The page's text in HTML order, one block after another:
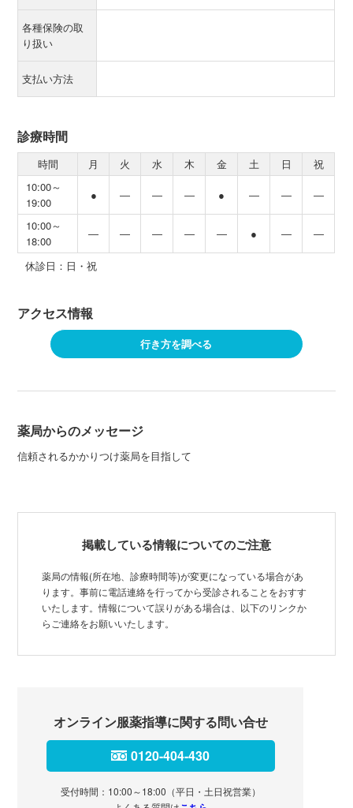
各種保険の取
り扱い
支払い方法
診療時間
時間 月 火 水 木 金 土 日
祝
10:00～
19:00
● ― ― ― ● ― ― ―
10:00～
18:00
― ― ― ― ― ● ― ―
休診日：日・祝
アクセス情報
行き方を調べる
薬局からのメッセージ
信頼されるかかりつけ薬局を目指して
掲載している情報についてのご注意
薬局の情報(所在地、診療時間等)が変更になっている場合があ
ります。事前に電話連絡を行ってから受診されることをおすす
いたします。情報について誤りがある場合は、以下のリンクか
らご連絡をお願いいたします。
オンライン服薬指導に関する問い合せ
0120-404-430
受付時間：10:00～18:00（平日・土日祝営業）